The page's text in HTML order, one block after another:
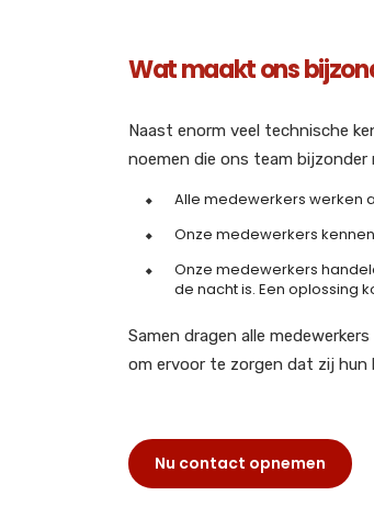
Wat maakt ons
Naast enorm veel technische
noemen die ons team bijzonder
Alle medewerkers werken
Onze medewerkers
Onze medewerkers
de nacht is. Een oplossing
Samen dragen alle
om ervoor te zorgen dat zij hun
Nu contact opnemen